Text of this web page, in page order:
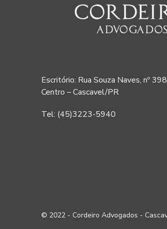
Escritório: Rua Souza Naves, nº
Centro – Cascavel/PR
Tel: (45)3223-5940
© 2022 - Cordeiro Advogados -